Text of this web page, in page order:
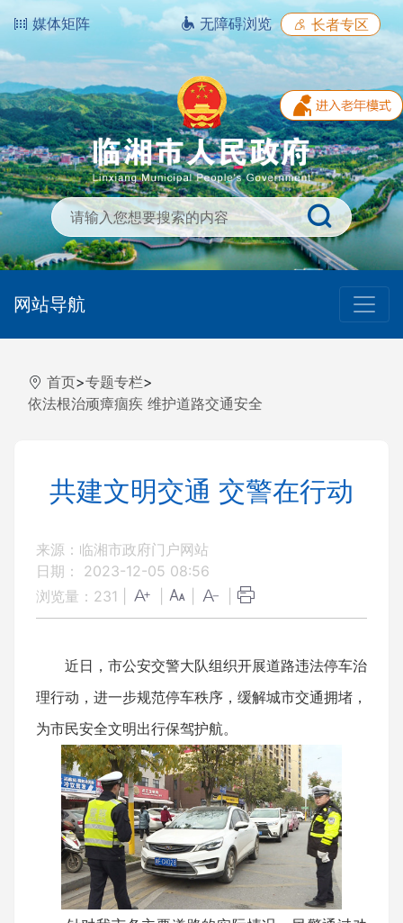
媒体矩阵 无障碍浏览 长者专区
网站导航
首页>专题专栏>
依法根治顽瘴痼疾 维护道路交通安全
共建文明交通 交警在行动
来源：临湘市政府门户网站
日期： 2023-12-05 08:56
浏览量： 231
近日，市公安交警大队组织开展道路违法停车治
理行动，进一步规范停车秩序，缓解城市交通拥堵，
为市民安全文明出行保驾护航。